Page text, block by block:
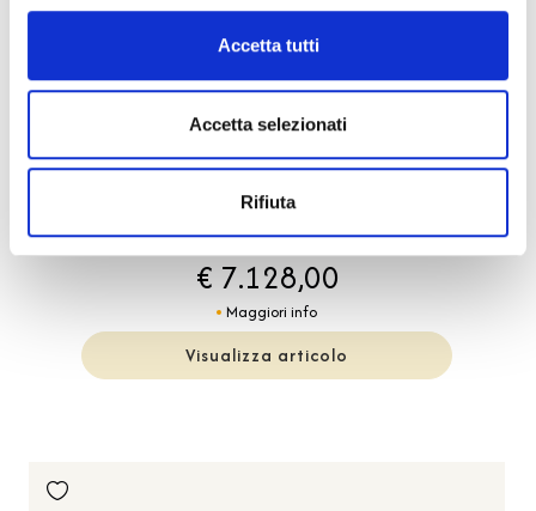
Accetta tutti
Accetta selezionati
Rifiuta
Cubitus
€ 7.128,00
Maggiori info
Visualizza articolo